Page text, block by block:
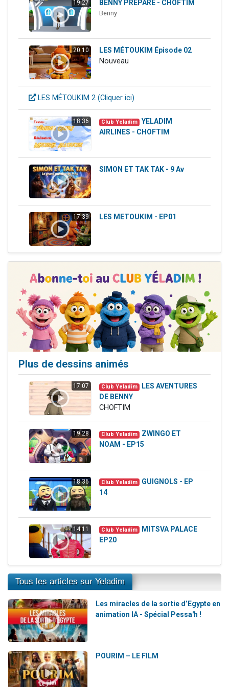
Il reste 49 places pour étudier en groupe sur Zoom
3 personnes viennent de faire un don pour Diane, 80 ans, dans un appartement insalubre
5 personnes viennent de faire un don pour Reloger Rivka, 6 enfants, victime de violences...
19:27 BENNY PREPARE - CHOFTIM
Benny
20:10 LES MÉTOUKIM Épisode 02
Nouveau
LES MÉTOUKIM 2 (Cliquer ici)
18:36 Club Yeladim
YELADIM
AIRLINES - CHOFTIM
SIMON ET TAK TAK - 9 Av
17:39 LES METOUKIM - EP01
Plus de dessins animés
17:07 Club Yeladim
LES AVENTURES
DE BENNY
CHOFTIM
19:28 Club Yeladim
ZWINGO ET
NOAM - EP15
18:36 Club Yeladim
GUIGNOLS - EP
14
14:11 Club Yeladim
MITSVA PALACE
EP20
Tous les articles sur Yeladim
Les miracles de la sortie d’Egypte en
animation IA - Spécial Pessa'h !
POURIM – LE FILM